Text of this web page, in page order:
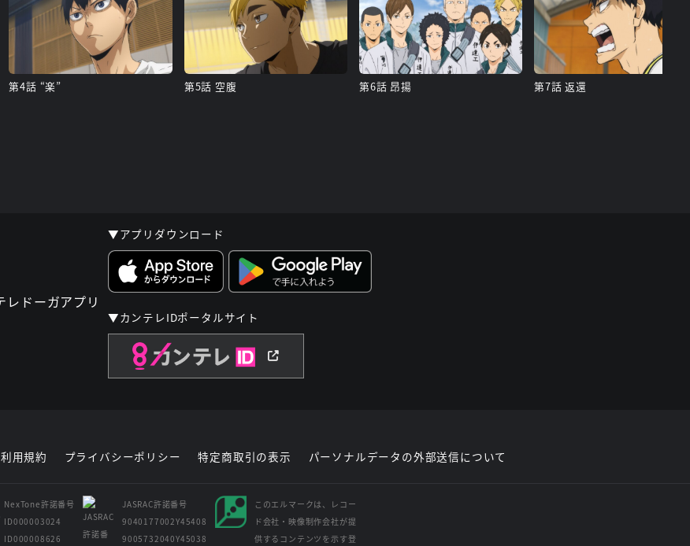
第4話 “楽” 第5話 空腹 第6話 昂揚 第7話 返還
▼アプリダウンロード
▼カンテレIDポータルサイト
利用規約 プライバシーポリシー 特定商取引の表示 パーソナルデータの外部送信について
NexTone許諾番号
ID000003024
ID000008626
JASRAC許諾番号
9040177002Y45408
9005732040Y45038
このエルマークは、レコー
ド会社・映像制作会社が提
供するコンテンツを示す登